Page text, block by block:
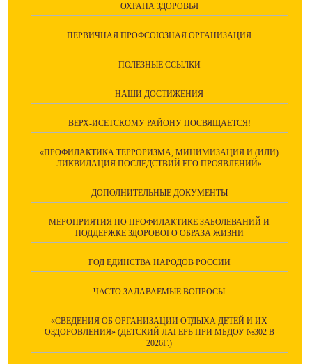
ОХРАНА ЗДОРОВЬЯ
ПЕРВИЧНАЯ ПРОФСОЮЗНАЯ ОРГАНИЗАЦИЯ
ПОЛЕЗНЫЕ ССЫЛКИ
НАШИ ДОСТИЖЕНИЯ
ВЕРХ-ИСЕТСКОМУ РАЙОНУ ПОСВЯЩАЕТСЯ!
«ПРОФИЛАКТИКА ТЕРРОРИЗМА, МИНИМИЗАЦИЯ И (ИЛИ)
ЛИКВИДАЦИЯ ПОСЛЕДСТВИЙ ЕГО ПРОЯВЛЕНИЙ»
ДОПОЛНИТЕЛЬНЫЕ ДОКУМЕНТЫ
МЕРОПРИЯТИЯ ПО ПРОФИЛАКТИКЕ ЗАБОЛЕВАНИЙ И
ПОДДЕРЖКЕ ЗДОРОВОГО ОБРАЗА ЖИЗНИ
ГОД ЕДИНСТВА НАРОДОВ РОССИИ
ЧАСТО ЗАДАВАЕМЫЕ ВОПРОСЫ
«СВЕДЕНИЯ ОБ ОРГАНИЗАЦИИ ОТДЫХА ДЕТЕЙ И ИХ
ОЗДОРОВЛЕНИЯ» (ДЕТСКИЙ ЛАГЕРЬ ПРИ МБДОУ №302 В
2026Г.)